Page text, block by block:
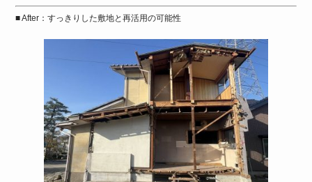
■ After：すっきりした敷地と再活用の可能性